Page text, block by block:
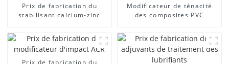
Prix ​​de fabrication du
stabilisant calcium-zinc
Modificateur de ténacité
des composites PVC
Prix ​​de fabrication du